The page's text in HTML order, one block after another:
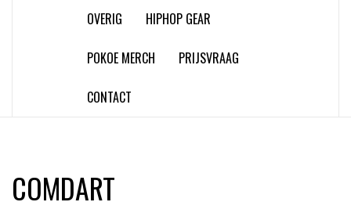
OVERIG
HIPHOP GEAR
POKOE MERCH PRIJSVRAAG
CONTACT
COMDART